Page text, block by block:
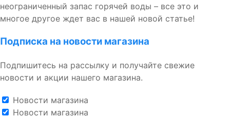
неограниченный запас горячей воды – все это и
многое другое ждет вас в нашей новой статье!
Подписка на новости магазина
Подпишитесь на рассылку и получайте свежие
новости и акции нашего магазина.
Новости магазина
Новости магазина